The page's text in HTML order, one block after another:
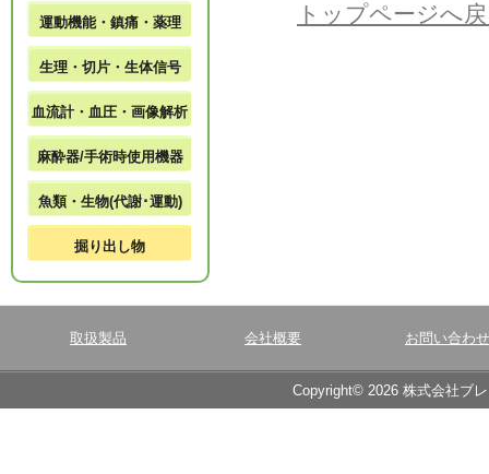
トップページへ
運動機能・鎮痛・薬理
生理・切片・生体信号
血流計・血圧・画像解析
麻酔器/手術時使用機器
魚類・生物(代謝･運動)
掘り出し物
取扱製品 会社概要 お問い合わせ
Copyright© 2026 株式会社ブ